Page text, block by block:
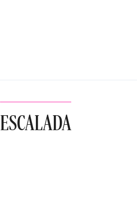
ESCALADA